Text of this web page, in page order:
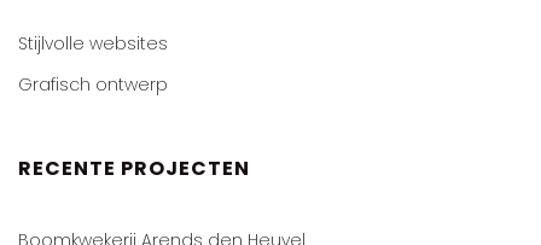
Stijlvolle websites
Grafisch ontwerp
RECENTE PROJECTEN
Boomkwekerij Arends den Heuvel